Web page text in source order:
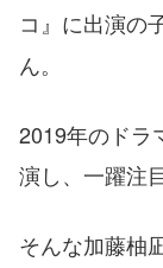
コ』に出演の
ん。
2019年のド
演し、一躍注
そんな加藤柚